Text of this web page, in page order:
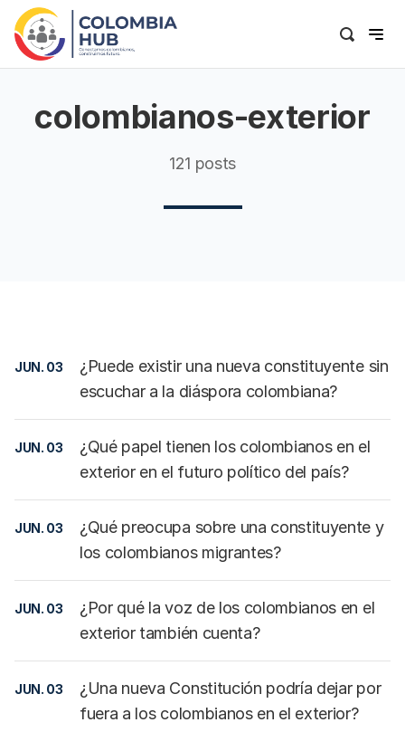
colombianos-exterior
121 posts
JUN. 03
¿Puede existir una nueva constituyente sin
escuchar a la diáspora colombiana?
JUN. 03
¿Qué papel tienen los colombianos en el
exterior en el futuro político del país?
JUN. 03
¿Qué preocupa sobre una constituyente y
los colombianos migrantes?
JUN. 03
¿Por qué la voz de los colombianos en el
exterior también cuenta?
JUN. 03
¿Una nueva Constitución podría dejar por
fuera a los colombianos en el exterior?